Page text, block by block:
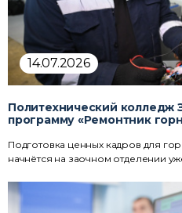
14.07.2026
Политехнический колледж
программу «Ремонтник
Подготовка ценных кадров для
начнётся на заочном отделении